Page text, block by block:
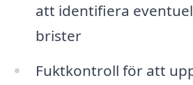
att identifiera
brister
Fuktkontroll för att